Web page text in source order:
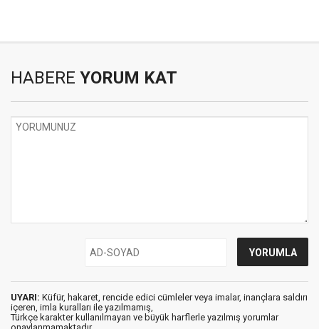
HABERE YORUM KAT
UYARI: Küfür, hakaret, rencide edici cümleler veya imalar, inançlara saldırı
içeren, imla kuralları ile yazılmamış,
Türkçe karakter kullanılmayan ve büyük harflerle yazılmış yorumlar